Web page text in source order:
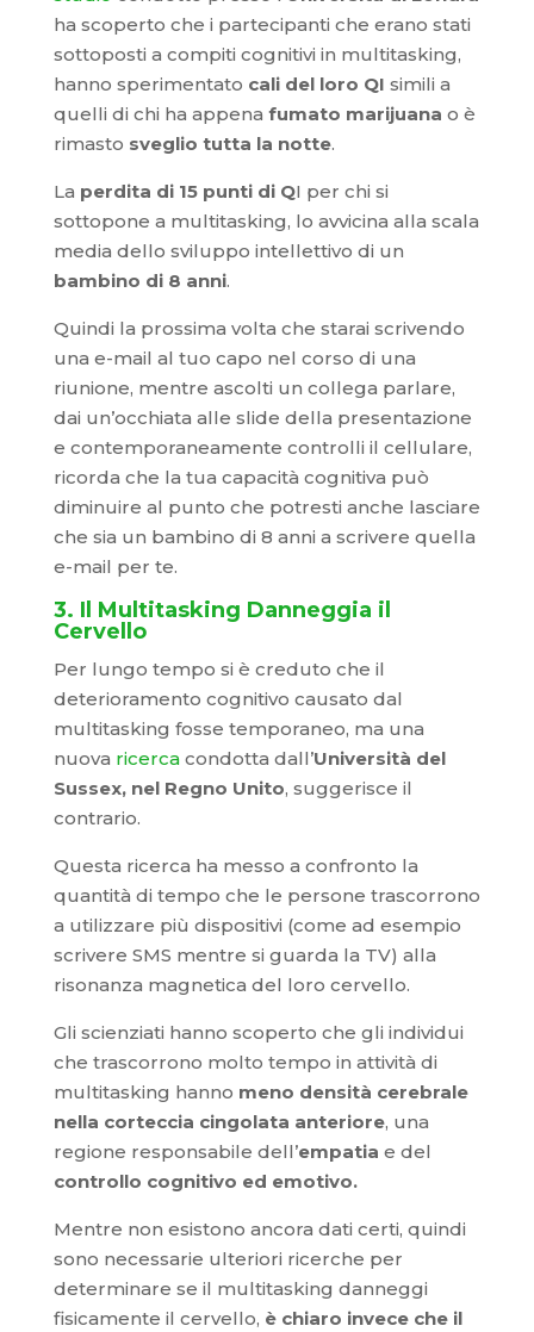
ha scoperto che i partecipanti che erano stati
sottoposti a compiti cognitivi in multitasking,
hanno sperimentato cali del loro QI simili a
quelli di chi ha appena fumato marijuana o è
rimasto sveglio tutta la notte.
La perdita di 15 punti di QI per chi si
sottopone a multitasking, lo avvicina alla scala
media dello sviluppo intellettivo di un
bambino di 8 anni.
Quindi la prossima volta che starai scrivendo
una e-mail al tuo capo nel corso di una
riunione, mentre ascolti un collega parlare,
dai un’occhiata alle slide della presentazione
e contemporaneamente controlli il cellulare,
ricorda che la tua capacità cognitiva può
diminuire al punto che potresti anche lasciare
che sia un bambino di 8 anni a scrivere quella
e-mail per te.
3. Il Multitasking Danneggia il
Cervello
Per lungo tempo si è creduto che il
deterioramento cognitivo causato dal
multitasking fosse temporaneo, ma una
nuova ricerca condotta dall’Università del
Sussex, nel Regno Unito, suggerisce il
contrario.
Questa ricerca ha messo a confronto la
quantità di tempo che le persone trascorrono
a utilizzare più dispositivi (come ad esempio
scrivere SMS mentre si guarda la TV) alla
risonanza magnetica del loro cervello.
Gli scienziati hanno scoperto che gli individui
che trascorrono molto tempo in attività di
multitasking hanno meno densità cerebrale
nella corteccia cingolata anteriore, una
regione responsabile dell’empatia e del
controllo cognitivo ed emotivo.
Mentre non esistono ancora dati certi, quindi
sono necessarie ulteriori ricerche per
determinare se il multitasking danneggi
fisicamente il cervello, è chiaro invece che il